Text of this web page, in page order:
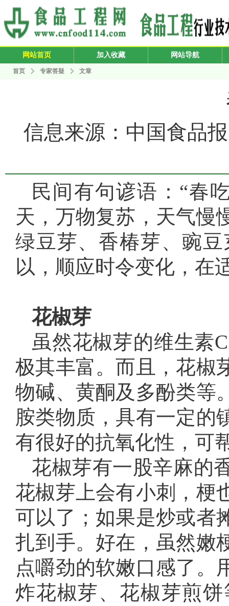
网站首页 加入收藏 网站导航
首页 专家答疑 文章
信息来源：中国食品
民间有句谚语：“春
天，万物复苏，天气慢
绿豆芽、香椿芽、豌
以，顺应时令变化，在
花椒芽
虽然花椒芽的维生素
极其丰富。而且，花椒
物碱、黄酮及多酚类等
胺类物质，具有一定的
有很好的抗氧化性，可
花椒芽有一股辛麻的
花椒芽上会有小刺，梗
可以了；如果是炒或者
扎到手。好在，虽然嫩
点嚼劲的软嫩口感了。
炸花椒芽、花椒芽煎